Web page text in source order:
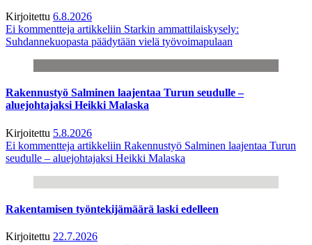
Kirjoitettu 6.8.2026
Ei kommentteja artikkeliin Starkin ammattilaiskysely:
Suhdannekuopasta päädytään vielä työvoimapulaan
Rakennustyö Salminen laajentaa Turun seudulle –
aluejohtajaksi Heikki Malaska
Kirjoitettu 5.8.2026
Ei kommentteja artikkeliin Rakennustyö Salminen laajentaa Turun
seudulle – aluejohtajaksi Heikki Malaska
Rakentamisen työntekijämäärä laski edelleen
Kirjoitettu 22.7.2026